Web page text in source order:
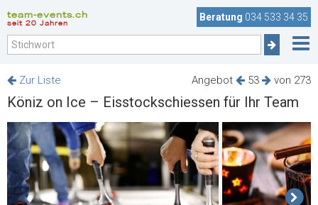
team-events.ch
seit 20 Jahren
Beratung 034 533 34 35
Angebot 53 von 273
Zur Liste
Köniz on Ice – Eisstockschiessen für Ihr Team